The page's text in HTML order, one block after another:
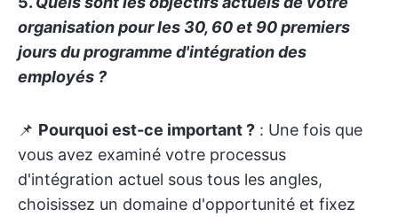
organisation pour les 30, 60 et 90 premiers
jours du programme d'intégration des
employés ?
📌 Pourquoi est-ce important ? : Une fois que
vous avez examiné votre processus
d'intégration actuel sous tous les angles,
choisissez un domaine d'opportunité et fixez